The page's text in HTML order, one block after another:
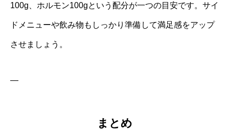
100g、ホルモン100gという配分が一つの目安です。サイ
ドメニューや飲み物もしっかり準備して満足感をアップ
させましょう。
—
まとめ